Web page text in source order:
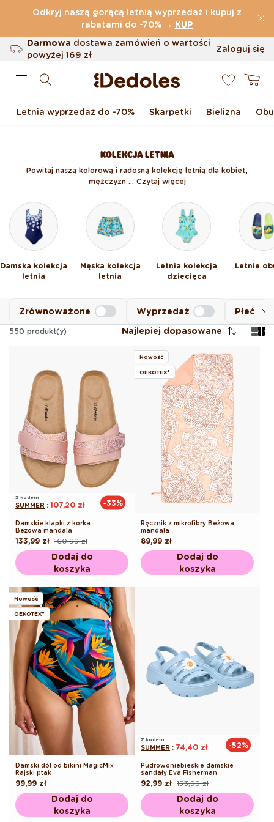
Przejdź do treści
Odkryj naszą gorącą letnią wyprzedaż i kupuj z
rabatami do -70% → KUP
(32.819 Opinie)
Darmowa dostawa zamówień o wartości
powyżej169 zł
Możliwość zwrotu w ciągu 100 dni
Zaloguj się
Koszyk
Letnia wyprzedaż do -70% Skarpetki Bielizna
KOLEKCJA LETNIA
Powitaj naszą kolorową i radosną kolekcję letnią dla kobiet,
mężczyzn ... Czytaj więcej
Damska kolekcja
letnia
Męska kolekcja
letnia
Letnia kolekcja
dziecięca
Letnie
Płeć
Zrównoważone Wyprzedaż
550 produkt(y) Najlepiej dopasowane
Z kodem
SUMMER : 107,20 zł -33%
Damskie klapki z korka
Beżowa mandala
Cena
regularna
160,99 zł
Cena
promocyjna
133,99 zł
Dodaj do
koszyka
Nowość
OEKOTEX®
Ręcznik z mikrofibry Beżowa
mandala
Cena
regularna
89,99 zł
Dodaj do
koszyka
Nowość
OEKOTEX®
Damski dół od bikini MagicMix
Rajski ptak
Cena
regularna
99,99 zł
Dodaj do
koszyka
Z kodem
SUMMER : 74,40 zł -52%
Pudrowoniebieskie damskie
sandały Eva Fisherman
Cena
regularna
153,99 zł
Cena
promocyjna
92,99 zł
Dodaj do
koszyka